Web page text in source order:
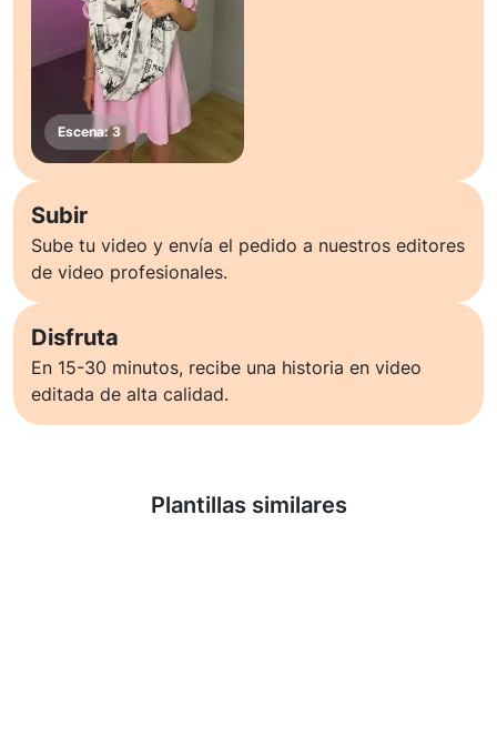
Subir
Sube tu video y envía el pedido a nuestros editores
de video profesionales.
Disfruta
En 15-30 minutos, recibe una historia en video
editada de alta calidad.
Plantillas similares
Saber más